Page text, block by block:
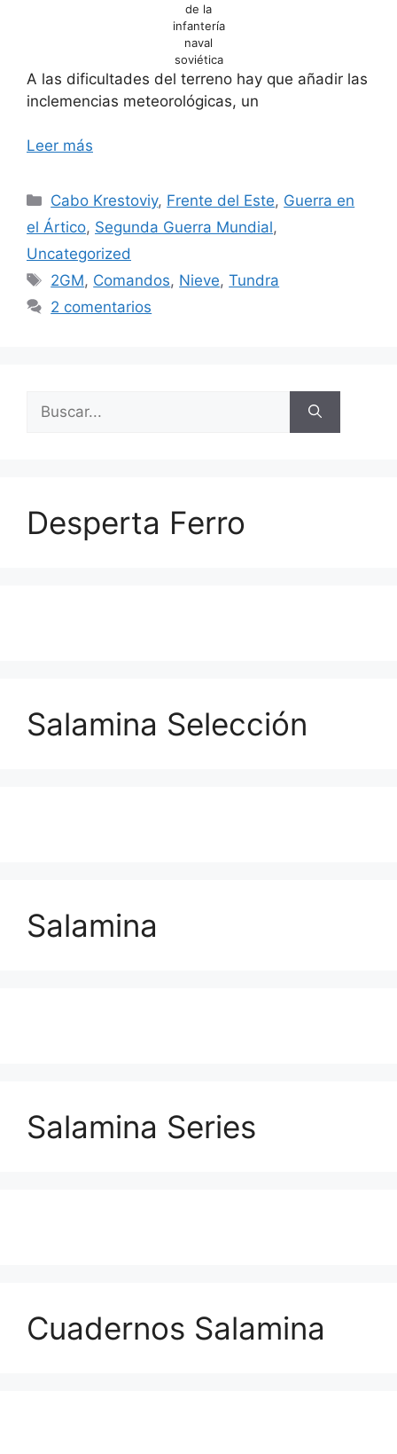
de la
infantería
naval
soviética
A las dificultades del terreno hay que añadir las
inclemencias meteorológicas, un
Leer más
Categorías
Cabo Krestoviy, Frente del Este, Guerra en
el Ártico, Segunda Guerra Mundial,
Uncategorized
Etiquetas
2GM, Comandos, Nieve,Tundra
2 comentarios
Buscar:
Desperta Ferro
Salamina Selección
Salamina
Salamina Series
Cuadernos Salamina